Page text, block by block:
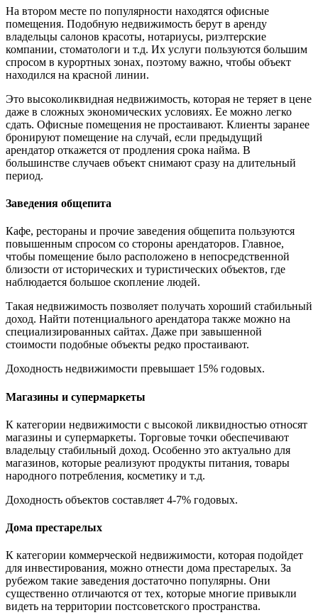
На втором месте по популярности находятся офисные
помещения. Подобную недвижимость берут в аренду
владельцы салонов красоты, нотариусы, риэлтерские
компании, стоматологи и т.д. Их услуги пользуются большим
спросом в курортных зонах, поэтому важно, чтобы объект
находился на красной линии.
Это высоколиквидная недвижимость, которая не теряет в цене
даже в сложных экономических условиях. Ее можно легко
сдать. Офисные помещения не простаивают. Клиенты заранее
бронируют помещение на случай, если предыдущий
арендатор откажется от продления срока найма. В
большинстве случаев объект снимают сразу на длительный
период.
Заведения общепита
Кафе, рестораны и прочие заведения общепита пользуются
повышенным спросом со стороны арендаторов. Главное,
чтобы помещение было расположено в непосредственной
близости от исторических и туристических объектов, где
наблюдается большое скопление людей.
Такая недвижимость позволяет получать хороший стабильный
доход. Найти потенциального арендатора также можно на
специализированных сайтах. Даже при завышенной
стоимости подобные объекты редко простаивают.
Доходность недвижимости превышает 15% годовых.
Магазины и супермаркеты
К категории недвижимости с высокой ликвидностью относят
магазины и супермаркеты. Торговые точки обеспечивают
владельцу стабильный доход. Особенно это актуально для
магазинов, которые реализуют продукты питания, товары
народного потребления, косметику и т.д.
Доходность объектов составляет 4-7% годовых.
Дома престарелых
К категории коммерческой недвижимости, которая подойдет
для инвестирования, можно отнести дома престарелых. За
рубежом такие заведения достаточно популярны. Они
существенно отличаются от тех, которые многие привыкли
видеть на территории постсоветского пространства.